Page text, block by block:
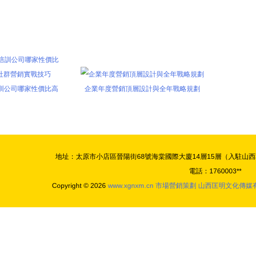
公司哪家性價比高
企業年度營銷頂層設計與全年戰略規劃
地址：太原市小店區晉陽街68號海棠國際大廈14層15層（入駐山
電話：1760003**
Copyright © 2026 www.xgnxm.cn 市場營銷策劃 山西匡明文化傳媒